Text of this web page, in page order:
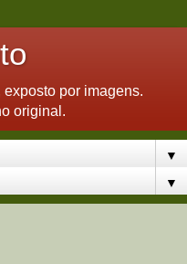
por imagens.
original.
▼
▼